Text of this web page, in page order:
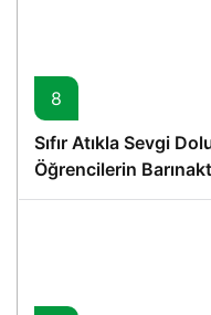
8
Sıfır Atıkla Sevgi
Öğrencilerin
Proje